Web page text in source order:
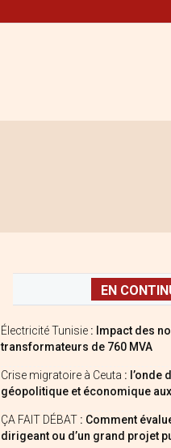
EN
Électricité Tunisie : Impact des
transformateurs de 760 MVA
Crise migratoire à Ceuta : l’onde
géopolitique et économique
ÇA FAIT DÉBAT : Comment
dirigeant ou d’un grand projet